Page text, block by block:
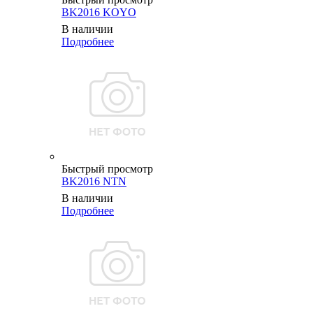
BK2016 KOYO
В наличии
Подробнее
Быстрый просмотр
BK2016 NTN
В наличии
Подробнее